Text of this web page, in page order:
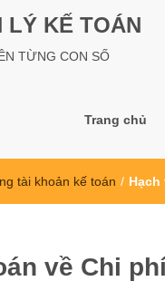
LÝ KẾ TOÁN
TỪNG CON SỐ
Trang chủ
tài khoản kế toán /
về Chi